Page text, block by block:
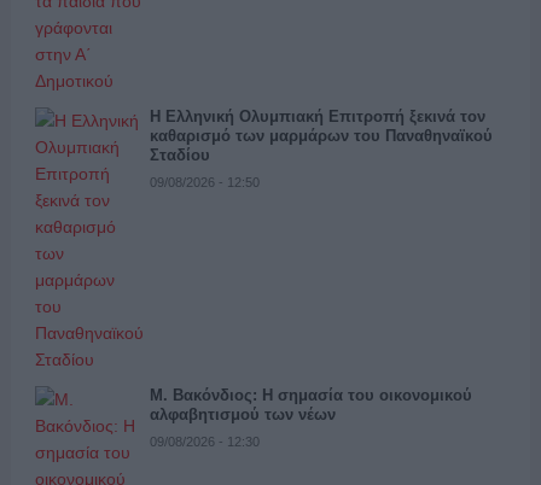
Η Ελληνική Ολυμπιακή Επιτροπή ξεκινά τον
καθαρισμό των μαρμάρων του Παναθηναϊκού
Σταδίου
09/08/2026 - 12:50
Μ. Βακόνδιος: H σημασία του οικονομικού
αλφαβητισμού των νέων
09/08/2026 - 12:30